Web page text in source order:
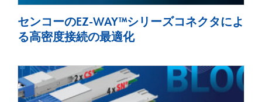
センコーのEZ-WAY™シリーズコネクタによ
る高密度接続の最適化